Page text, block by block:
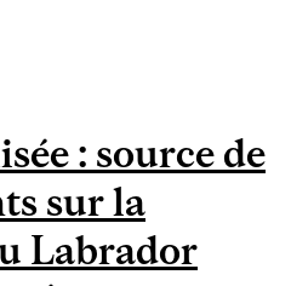
À CELUI DES
MAMMIFÈRES
: source de
sur la
Labrador